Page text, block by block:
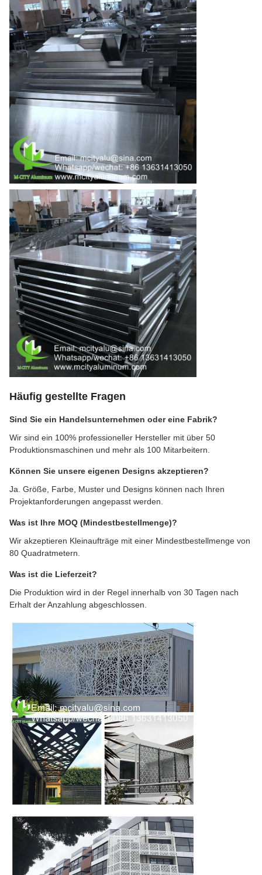
Häufig gestellte Fragen
Sind Sie ein Handelsunternehmen oder eine Fabrik?
Wir sind ein 100% professioneller Hersteller mit über 50
Produktionsmaschinen und mehr als 100 Mitarbeitern.
Können Sie unsere eigenen Designs akzeptieren?
Ja. Größe, Farbe, Muster und Designs können nach Ihren
Projektanforderungen angepasst werden.
Was ist Ihre MOQ (Mindestbestellmenge)?
Wir akzeptieren Kleinaufträge mit einer Mindestbestellmenge von
80 Quadratmetern.
Was ist die Lieferzeit?
Die Produktion wird in der Regel innerhalb von 30 Tagen nach
Erhalt der Anzahlung abgeschlossen.